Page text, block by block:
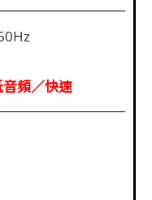
頻／快速